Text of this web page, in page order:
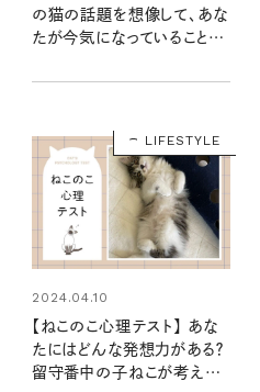
の猫の話題を想像して、あな
たが今気になっていることや
ゃ！
LIFESTYLE
2024.04.10
【ねこのこ心理テスト】 あな
たにはどんな発想力がある？
留守番中の子ねこが考えて